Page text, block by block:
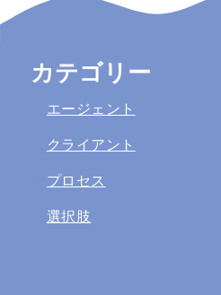
カテゴリー
エージェント
クライアント
プロセス
選択肢